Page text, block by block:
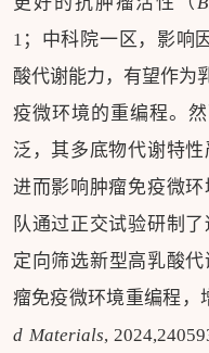
1；中科院一区，影响
酸代谢能力，有望作为
疫微环境的重编程。
泛，其多底物代谢特性
进而影响肿瘤免疫微
队通过正交试验研制
定向筛选新型高乳酸
瘤免疫微环境重编程，
d Materials,